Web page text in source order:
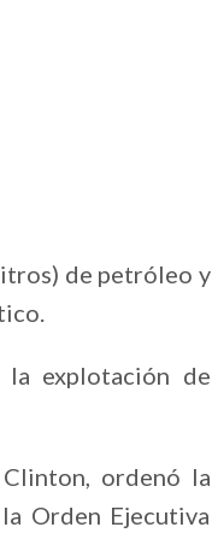
de petróleo y
explotación de
ordenó la
Orden Ejecutiva